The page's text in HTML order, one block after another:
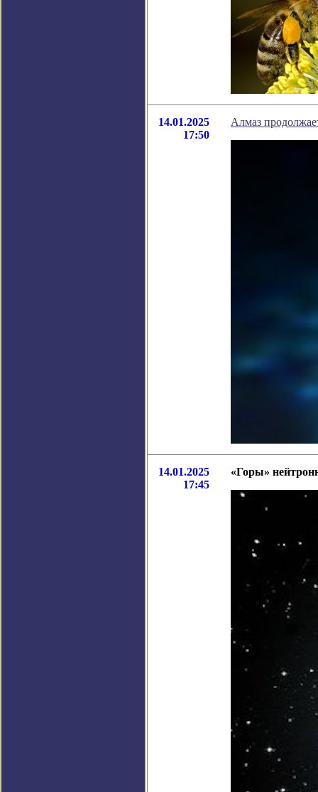
14.01.2025
17:50
Алмаз
14.01.2025
17:45
«Горы»